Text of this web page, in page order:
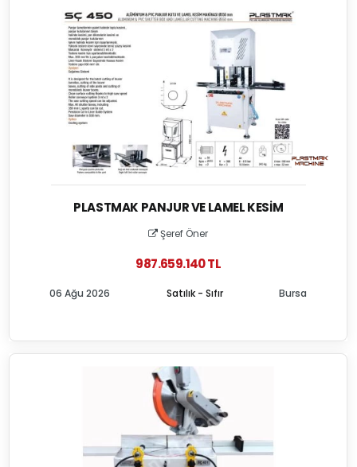
PLASTMAK PANJUR VE LAMEL KESIM
Şeref Öner
987.659.140 TL
Satılık - Sıfır
06 Ağu 2026 Bursa